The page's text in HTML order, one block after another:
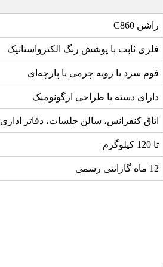
راشن C860
فلزی ثابت با پوشش رنگ الکترواستاتیک
فوم سرد با رویه چرمی یا پارچه‌ای
دارای دسته با طراحی ارگونومیک
اتاق کنفرانس، سالن جلسات، دفاتر اداری
تا 120 کیلوگرم
12 ماه گارانتی رسمی